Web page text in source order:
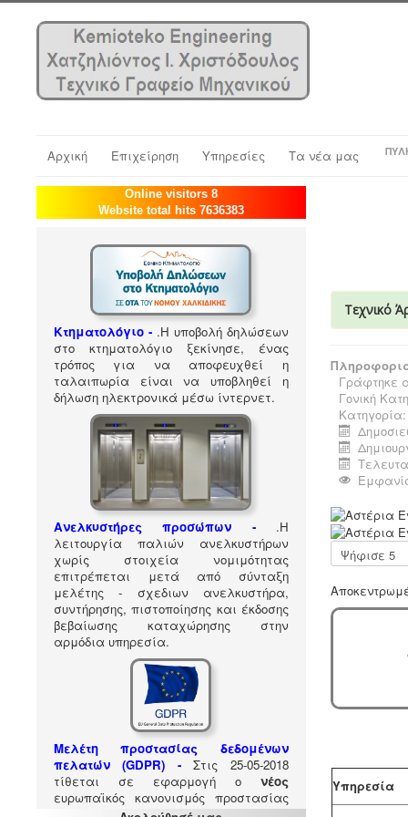
Αρχική Επιχείρηση Υπηρεσίες Τα νέα μας
Online visitors 8
Website total hits 7636383
Κτηματολόγιο - .Η υποβολή δηλώσεων
στο κτηματολόγιο ξεκίνησε, ένας
τρόπος για να αποφευχθεί η
ταλαιπωρία είναι να υποβληθεί η
δήλωση ηλεκτρονικά μέσω ίντερνετ.
Ανελκυστήρες προσώπων - .Η
λειτουργία παλιών ανελκυστήρων
χωρίς στοιχεία νομιμότητας
επιτρέπεται μετά από σύνταξη
μελέτης - σχεδιων ανελκυστήρα,
συντήρησης, πιστοποίησης και έκδοσης
βεβαίωσης καταχώρησης στην
αρμόδια υπηρεσία.
Μελέτη προστασίας δεδομένων
πελατών (GDPR) -
Στις 25-05-2018
τίθεται σε εφαρμογή ο νέος
ευρωπαϊκός κανονισμός προστασίας
Τεχνικό
Γράφτηκε
Γονική
Κατηγορία:
Α
ξ
ι
ο
ό
γ
ή
5
Παρακαλώ
αξιολογήστε
Υπηρεσία